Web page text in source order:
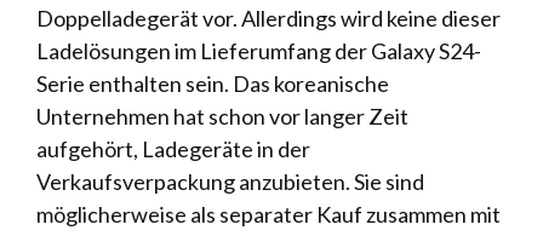
Doppelladegerät vor. Allerdings wird keine dieser
Ladelösungen im Lieferumfang der Galaxy S24-
Serie enthalten sein. Das koreanische
Unternehmen hat schon vor langer Zeit
aufgehört, Ladegeräte in der
Verkaufsverpackung anzubieten. Sie sind
möglicherweise als separater Kauf zusammen mit